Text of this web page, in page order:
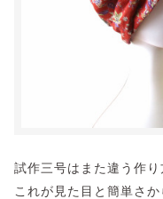
試作三号はまた違う作り
これが見た目と簡単さ